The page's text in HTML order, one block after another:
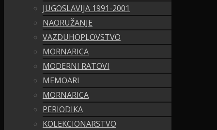
JUGOSLAVIJA 1991-2001
NAORUŽANJE
VAZDUHOPLOVSTVO
MORNARICA
MODERNI RATOVI
MEMOARI
MORNARICA
PERIODIKA
KOLEKCIONARSTVO